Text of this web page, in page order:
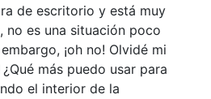
de escritorio y está muy
no es una situación poco
¡oh no! Olvidé mi
más puedo usar para
el interior de la